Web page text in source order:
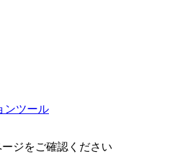
ンツール
ジをご確認ください